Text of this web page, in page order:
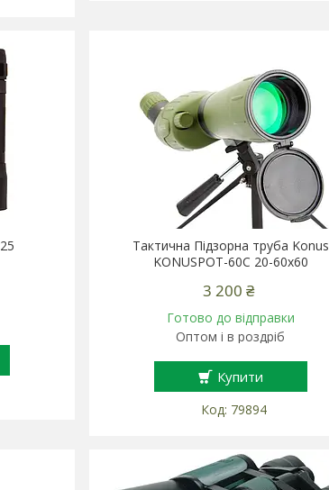
Тактична Підзорна труба Konus
KONUSPOT-60C 20-60x60
3 200 ₴
Готово до відправки
Оптом і в роздріб
Купити
79894